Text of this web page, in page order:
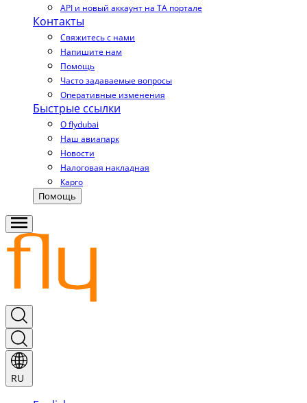
API и новый аккаунт на TA портале
Контакты
Свяжитесь с нами
Напишите нам
Помощь
Часто задаваемые вопросы
Оперативные изменения
Быстрые ссылки
О flydubai
Наш авиапарк
Новости
Налоговая накладная
Карго
Помощь
RU